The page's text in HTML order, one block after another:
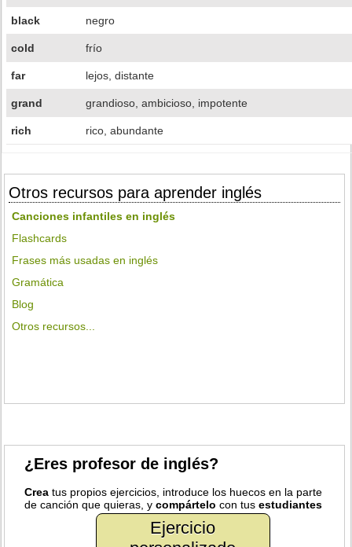
black negro
cold frío
far lejos, distante
grand grandioso, ambicioso, impotente
rich rico, abundante
Otros recursos para aprender inglés
Canciones infantiles en inglés
Flashcards
Frases más usadas en inglés
Gramática
Blog
Otros recursos...
¿Eres profesor de inglés?
Crea tus propios ejercicios, introduce los huecos en la parte
de canción que quieras, ycompártelo con tusestudiantes
Ejercicio